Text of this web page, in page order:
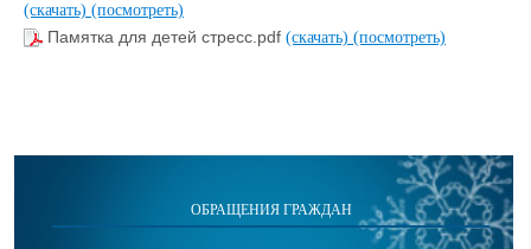
(скачать) (посмотреть)
Памятка для детей стресс.pdf (скачать) (посмотреть)
ОБРАЩЕНИЯ ГРАЖДАН